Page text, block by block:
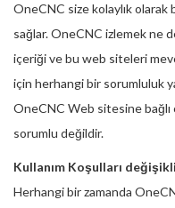
OneCNC size kolaylık olarak
sağlar. OneCNC izlemek ne
içeriği ve bu web siteleri
için herhangi bir sorumluluk
OneCNC Web sitesine
sorumlu değildir.
Kullanım Koşulları
Herhangi bir zamanda